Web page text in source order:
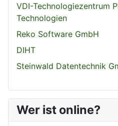
VDI-Technologiezentrum
Technologien
Reko Software GmbH
DIHT
Steinwald Datentechnik
Wer ist online?